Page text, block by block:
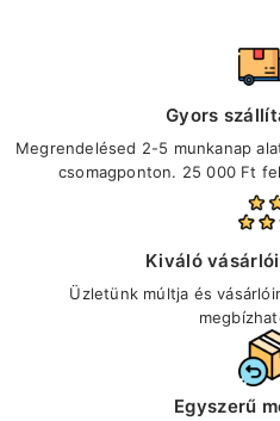
Gyors
Megrendelésed 2-5 munkanap
csomagponton. 25 000 Ft
Kiváló
Üzletünk múltja és
Egyszerű